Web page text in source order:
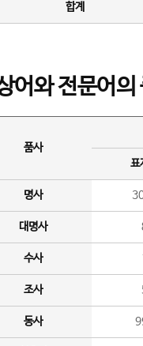
합계
어와 전문어의
품사
표
명사
대명사
수사
조사
동사